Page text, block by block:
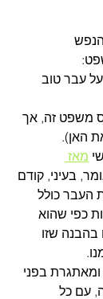
על עבר טוב
משפט זה, אך
האן).
מאז
אומר, בעיני, קודם
העבר כולל
כפי שהוא
בהבנה שזו
בפני
עם כל